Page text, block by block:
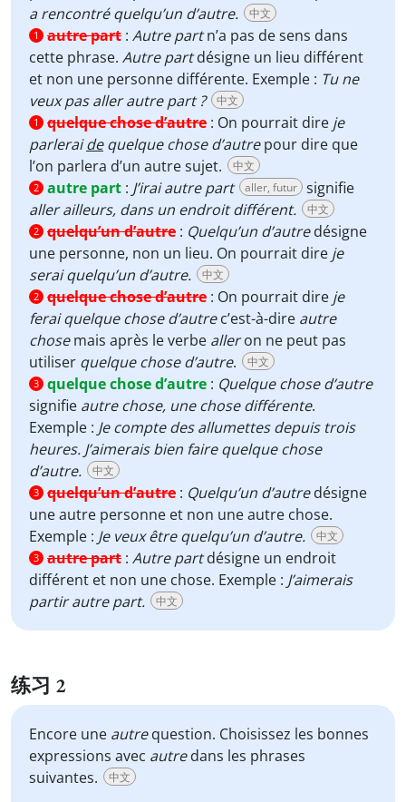
a rencontré quelqu’un d’autre.
中文
1 autre part : Autre partn’a pas de sens dans
cette phrase. Autre partdésigne un lieu différent
et non une personne différente. Exemple : Tu ne
veux pas aller autre part ?
中文
1 quelque chose d’autre : On pourrait dire je
parleraidequelque chose d’autrepour dire que
l’on parlera d’un autre sujet.
中文
2 autre part : J’irai autre part aller, futur signifie
aller ailleurs, dans un endroit différent.
中文
2 quelqu’un d’autre : Quelqu’un d’autredésigne
une personne, non un lieu. On pourrait dire je
serai quelqu’un d’autre.
中文
2 quelque chose d’autre : On pourrait dire je
ferai quelque chose d’autrec’est-à-dire autre
chosemais après le verbe alleron ne peut pas
utiliser quelque chose d’autre. 中文
3 quelque chose d’autre : Quelque chose d’autre
signifie autre chose, une chose différente.
Exemple : Je compte des allumettes depuis trois
heures. J’aimerais bien faire quelque chose
d’autre.
中文
3 quelqu’un d’autre : Quelqu’un d’autredésigne
une autre personne et non une autre chose.
Exemple : Je veux être quelqu’un d’autre. 中文
3 autre part : Autre partdésigne un endroit
différent et non une chose. Exemple : J’aimerais
partir autre part.
中文
练习 2
Encore une autrequestion. Choisissez les bonnes
expressions avec autredans les phrases
suivantes.
中文